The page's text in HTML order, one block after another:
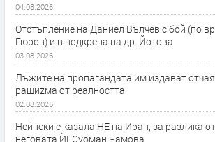
04.08.2026
Отстъпление на Даниел Вълчев с бой (по
Гюров) и в подкрепа на др. Йотова
03.08.2026
Лъжите на пропагандата им издават
рашиzма от реалността
02.08.2026
Нейнски е казала НЕ на Иран, за разлика
неговата ЙЕСуоман Чамова